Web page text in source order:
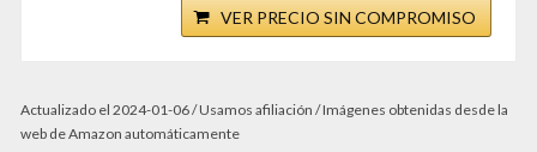
VER PRECIO SIN COMPROMISO
Actualizado el 2024-01-06 / Usamos afiliación / Imágenes obtenidas desde la
web de Amazon automáticamente